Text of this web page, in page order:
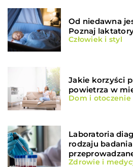
Od niedawna
Poznaj
Człowiek i styl
Jakie korzyści
powietrza w
Dom i otoczenie
Laboratoria
rodzaju
Zdrowie i